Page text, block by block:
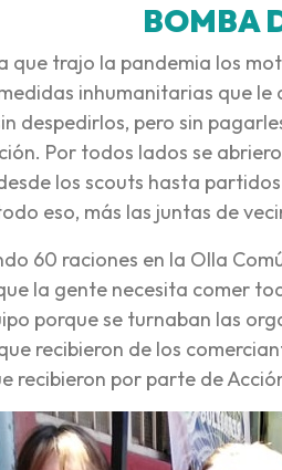
BOMBA
que trajo la pandemia los
inhumanitarias que
despedirlos, pero sin
Por todos lados se
los scouts hasta
eso, más las juntas de
60 raciones en la Olla
la gente necesita comer
porque se turnaban las
recibieron de los
recibieron por parte de